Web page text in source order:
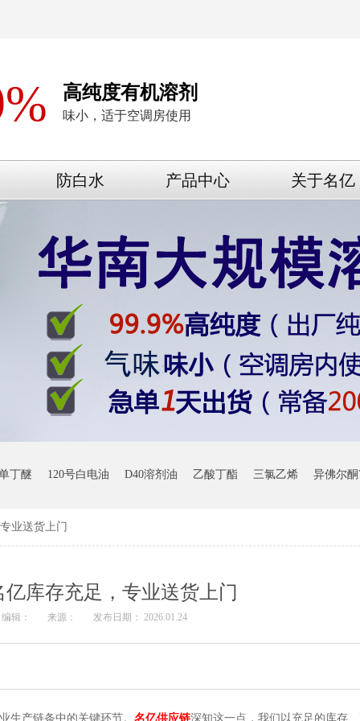
高纯度有机溶剂
味小，适于空调房使用
防白水 产品中心 关于名亿
丁醚 120号白电油 D40溶剂油 乙酸丁酯 三氯乙烯 异佛尔酮
业送货上门
亿库存充足，专业送货上门
编辑： 来源： 发布日期： 2026.01.24
生产链条中的关键环节。名亿供应链深知这一点，我们以充足的库存